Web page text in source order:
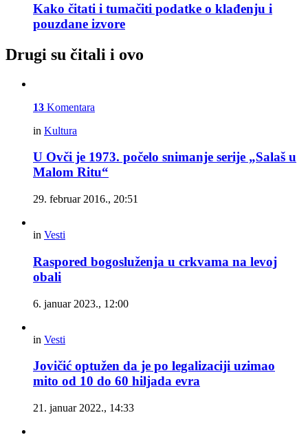
Kako čitati i tumačiti podatke o klađenju i
pouzdane izvore
Drugi su čitali i ovo
13 Komentara
in Kultura
U Ovči je 1973. počelo snimanje serije „Salaš u
Malom Ritu“
29. februar 2016., 20:51
in Vesti
Raspored bogosluženja u crkvama na levoj
obali
6. januar 2023., 12:00
in Vesti
Jovičić optužen da je po legalizaciji uzimao
mito od 10 do 60 hiljada evra
21. januar 2022., 14:33